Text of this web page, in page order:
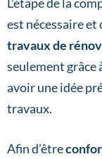
est nécessaire et
travaux de
seulement grâce
avoir une idée
travaux.
Afin d’être